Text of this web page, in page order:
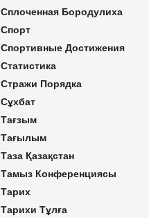
Сплоченная Бородулиха
Спорт
Спортивные Достижения
Статистика
Стражи Порядка
Сұхбат
Тағзым
Тағылым
Таза Қазақстан
Тамыз Конференциясы
Тарих
Тарихи Тұлға